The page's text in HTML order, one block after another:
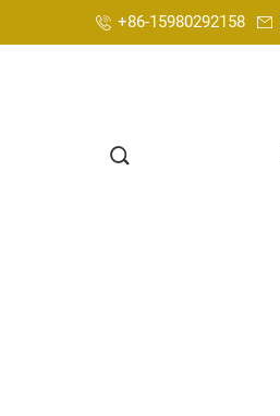
+86-15980292158